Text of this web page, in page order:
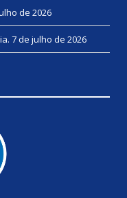
de 2026
7 de julho de 2026